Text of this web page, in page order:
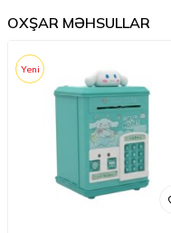
OXŞAR MƏHSULLAR
Yeni